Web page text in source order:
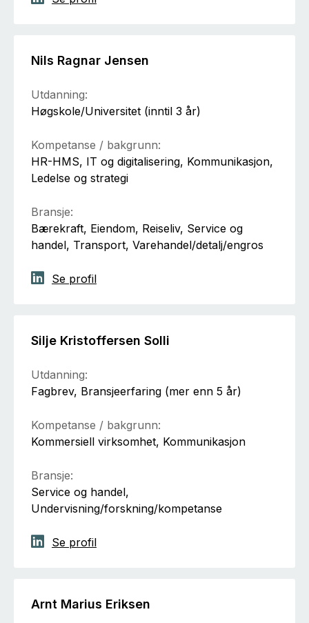
Nils Ragnar Jensen
Utdanning:
Høgskole/Universitet (inntil 3 år)
Kompetanse / bakgrunn:
HR-HMS, IT og digitalisering, Kommunikasjon,
Ledelse og strategi
Bransje:
Bærekraft, Eiendom, Reiseliv, Service og
handel, Transport, Varehandel/detalj/engros
Se profil
Silje Kristoffersen Solli
Utdanning:
Fagbrev, Bransjeerfaring (mer enn 5 år)
Kompetanse / bakgrunn:
Kommersiell virksomhet, Kommunikasjon
Bransje:
Service og handel,
Undervisning/forskning/kompetanse
Se profil
Arnt Marius Eriksen